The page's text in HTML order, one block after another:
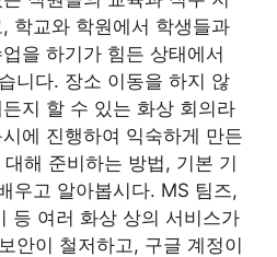
학교와 학원에서 학생들과
을 하기가 힘든 상태에서
니다. 장소 이동을 하지 않
지 할 수 있는 화상 회의라
에 진행하여 익숙하게 만든
해 준비하는 방법, 기본 기
우고 알아봅시다. MS 팀즈,
등 여러 화상 상의 서비스가
안이 철저하고, 구글 계정이